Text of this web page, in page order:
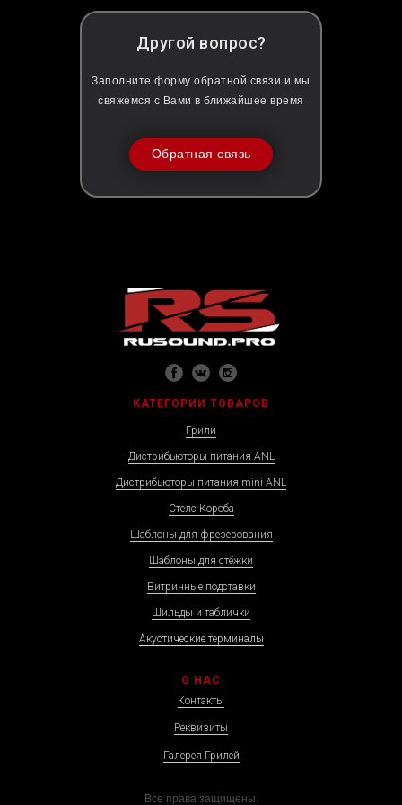
Другой вопрос?
Заполните форму обратной связи и мы
свяжемся с Вами в ближайшее время
Обратная связь
КАТЕГОРИИ ТОВАРОВ
Грили
О НАС
Все права защищены.
Дистрибьюторы питания ANL
Дистрибьюторы питания mini-ANL
Стелс Короба
Шаблоны для фрезерования
Шаблоны для стёжки
Витринные подставки
Шильды и таблички
Контакты
Реквизиты
Галерея Грилей
Акустические терминалы